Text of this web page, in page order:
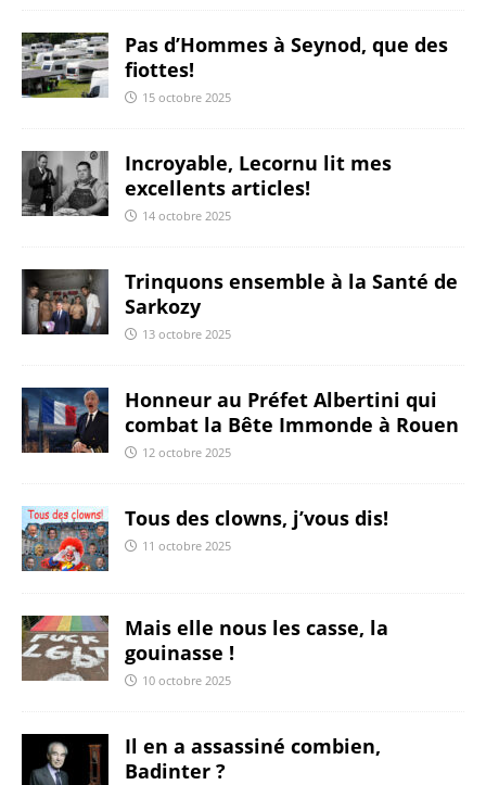
Pas d’Hommes à Seynod, que des
fiottes!
15 octobre 2025
Incroyable, Lecornu lit mes
excellents articles!
14 octobre 2025
Trinquons ensemble à la Santé de
Sarkozy
13 octobre 2025
Honneur au Préfet Albertini qui
combat la Bête Immonde à Rouen
12 octobre 2025
Tous des clowns, j’vous dis!
11 octobre 2025
Mais elle nous les casse, la
gouinasse !
10 octobre 2025
Il en a assassiné combien,
Badinter ?